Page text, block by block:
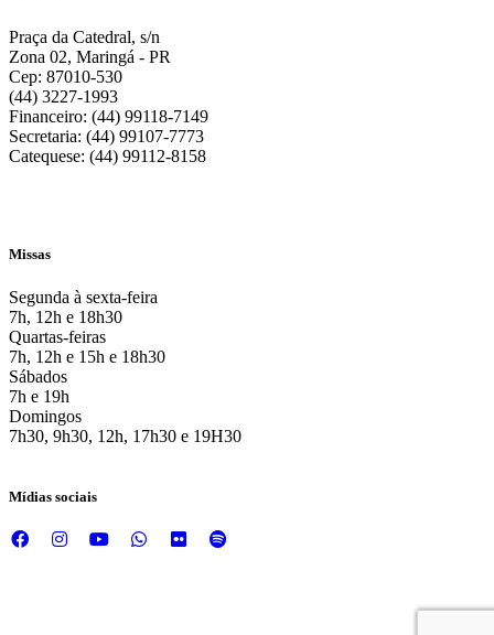
Praça da Catedral, s/n
Zona 02, Maringá - PR
Cep: 87010-530
(44) 3227-1993
Financeiro: (44) 99118-7149
Secretaria: (44) 99107-7773
Catequese: (44) 99112-8158
Missas
Segunda à sexta-feira
7h, 12h e 18h30
Quartas-feiras
7h, 12h e 15h e 18h30
Sábados
7h e 19h
Domingos
7h30, 9h30, 12h, 17h30 e 19H30
Mídias sociais